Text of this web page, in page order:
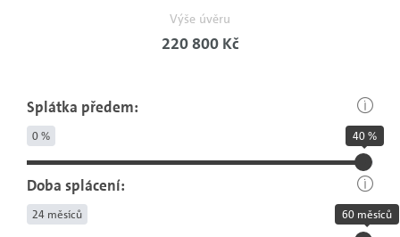
Výše úvěru
220 800 Kč
Splátka předem:
0 % 40 %
Doba splácení:
24 měsíců 60 měsíců